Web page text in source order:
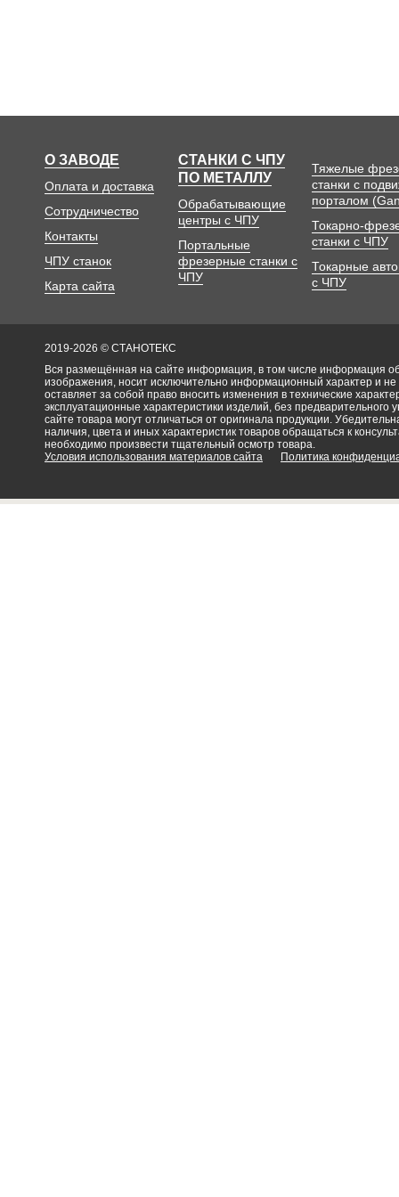
О ЗАВОДЕ
Оплата и доставка
Сотрудничество
Контакты
ЧПУ станок
Карта сайта
СТАНКИ С ЧПУ
ПО МЕТАЛЛУ
Обрабатывающие
центры с ЧПУ
Портальные
фрезерные станки с
ЧПУ
Тяжелые
станки с
порталом
Токарно-
станки с ЧПУ
Токарные
с ЧПУ
2019-2026 © СТАНОТЕКС
Вся размещённая на сайте информация, в том числе информация об
изображения, носит исключительно информационный характер и
оставляет за собой право вносить изменения в технические
эксплуатационные характеристики изделий, без
сайте товара могут отличаться от оригинала продукции.
наличия, цвета и иных характеристик товаров обращаться к
необходимо произвести тщательный осмотр товара.
Условия использования материалов сайта
Политика